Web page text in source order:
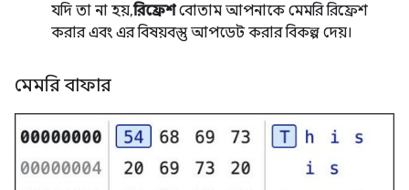
যদি তা না হয়,রিফ্রেশবোতাম আপনাকে মেমরি রিফ্রেশ
করার এবং এর বিষয়বস্তু আপডেট করার বিকল্প দেয়।
মেমরি বাফার